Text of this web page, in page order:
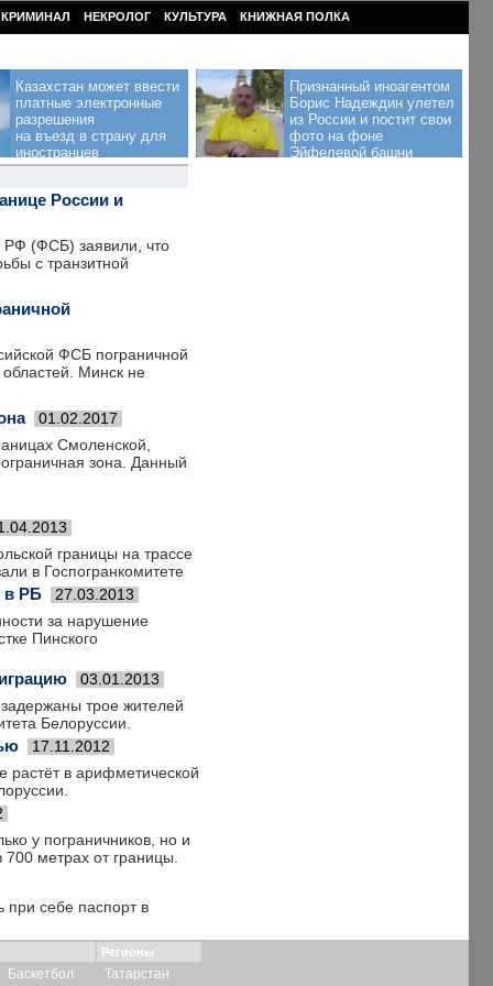
КРИМИНАЛ НЕКРОЛОГ КУЛЬТУРА КНИЖНАЯ ПОЛКА
Казахстан может ввести
платные электронные
разрешения
на въезд в страну для
иностранцев
Признанный иноагентом
Борис Надеждин улетел
из России и постит свои
фото на фоне
Эйфелевой башни
России и
РФ (ФСБ) заявили, что
с транзитной
ФСБ пограничной
Минск не
01.02.2017
Смоленской,
зона. Данный
границы на трассе
в Госпогранкомитете
в РБ 27.03.2013
за нарушение
Пинского
03.01.2013
трое жителей
Белоруссии.
17.11.2012
растёт в арифметической
у пограничников, но и
метрах от границы.
себе паспорт в
Баскетбол
Регионы
Татарстан